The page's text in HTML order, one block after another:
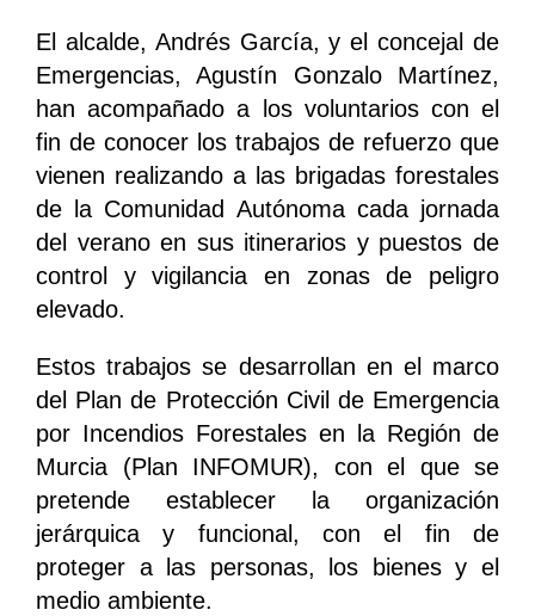
El alcalde, Andrés García, y el concejal de
Emergencias, Agustín Gonzalo Martínez,
han acompañado a los voluntarios con el
fin de conocer los trabajos de refuerzo que
vienen realizando a las brigadas forestales
de la Comunidad Autónoma cada jornada
del verano en sus itinerarios y puestos de
control y vigilancia en zonas de peligro
elevado.
Estos trabajos se desarrollan en el marco
del Plan de Protección Civil de Emergencia
por Incendios Forestales en la Región de
Murcia (Plan INFOMUR), con el que se
pretende establecer la organización
jerárquica y funcional, con el fin de
proteger a las personas, los bienes y el
medio ambiente.